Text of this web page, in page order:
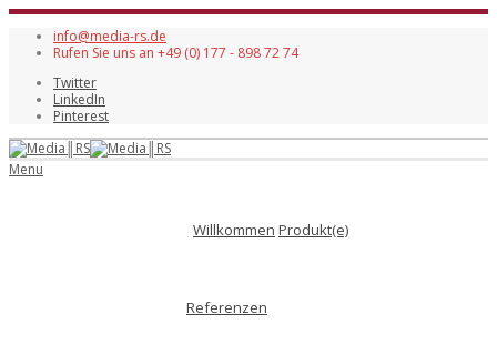
info@media-rs.de
Rufen Sie uns an +49 (0) 177 - 898 72 74
Twitter
LinkedIn
Pinterest
Menu
Willkommen Produkt(e)
Referenzen